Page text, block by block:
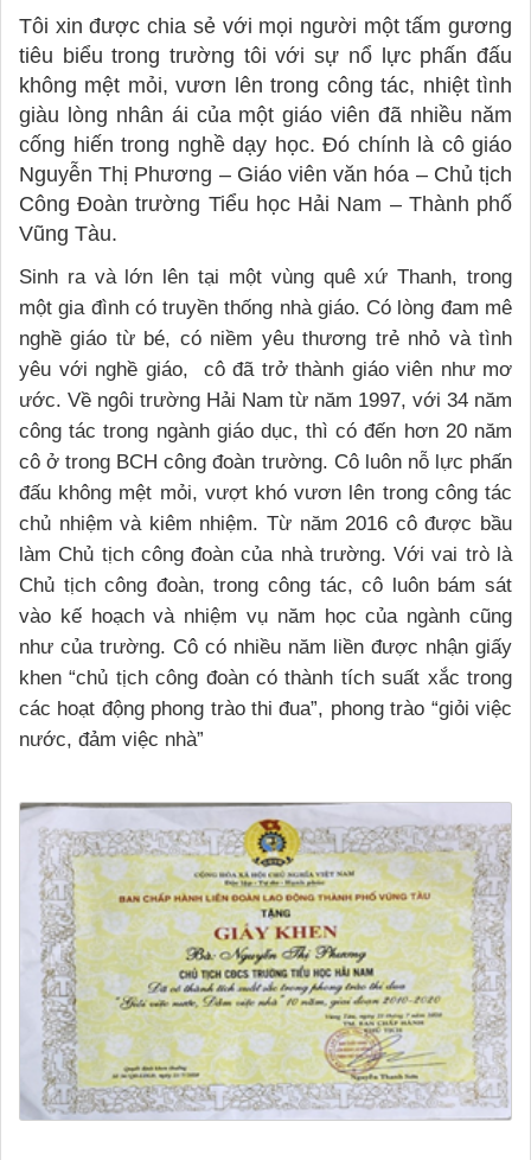
Tôi xin được chia sẻ với mọi người một tấm gương
tiêu biểu trong trường tôi với sự nổ lực phấn đấu
không mệt mỏi, vươn lên trong công tác, nhiệt tình
giàu lòng nhân ái của một giáo viên đã nhiều năm
cống hiến trong nghề dạy học. Đó chính là cô giáo
Nguyễn Thị Phương – Giáo viên văn hóa – Chủ tịch
Công Đoàn trường Tiểu học Hải Nam – Thành phố
Vũng Tàu.
Sinh ra và lớn lên tại một vùng quê xứ Thanh, trong
một gia đình có truyền thống nhà giáo. Có lòng đam mê
nghề giáo từ bé, có niềm yêu thương trẻ nhỏ và tình
yêu với nghề giáo, cô đã trở thành giáo viên như mơ
ước. Về ngôi trường Hải Nam từ năm 1997, với 34 năm
công tác trong ngành giáo dục, thì có đến hơn 20 năm
cô ở trong BCH công đoàn trường. Cô luôn nỗ lực phấn
đấu không mệt mỏi, vượt khó vươn lên trong công tác
chủ nhiệm và kiêm nhiệm. Từ năm 2016 cô được bầu
làm Chủ tịch công đoàn của nhà trường. Với vai trò là
Chủ tịch công đoàn, trong công tác, cô luôn bám sát
vào kế hoạch và nhiệm vụ năm học của ngành cũng
như của trường. Cô có nhiều năm liền được nhận giấy
khen “chủ tịch công đoàn có thành tích suất xắc trong
các hoạt động phong trào thi đua”, phong trào “giỏi việc
nước, đảm việc nhà”